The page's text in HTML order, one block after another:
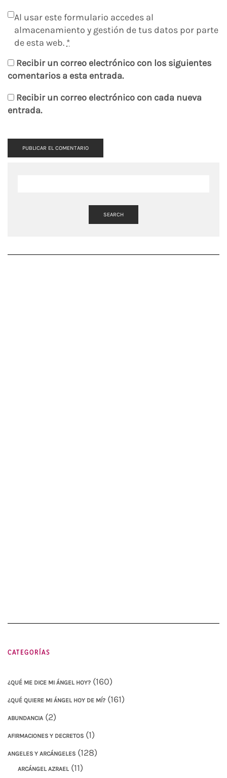
Al usar este formulario accedes al
almacenamiento y gestión de tus datos por parte
de esta web. *
Recibir un correo electrónico con los siguientes
comentarios a esta entrada.
Recibir un correo electrónico con cada nueva
entrada.
SEARCH
CATEGORÍAS
¿QUÉ ME DICE MI ÁNGEL HOY? (160)
¿QUÉ QUIERE MI ÁNGEL HOY DE MÍ? (161)
ABUNDANCIA (2)
AFIRMACIONES Y DECRETOS (1)
ANGELES Y ARCÁNGELES (128)
ARCÁNGEL AZRAEL (11)